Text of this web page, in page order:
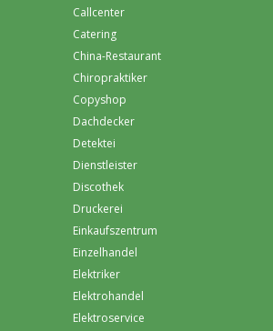
Callcenter
Catering
China-Restaurant
Chiropraktiker
Copyshop
Dachdecker
Detektei
Dienstleister
Discothek
Druckerei
Einkaufszentrum
Einzelhandel
Elektriker
Elektrohandel
Elektroservice